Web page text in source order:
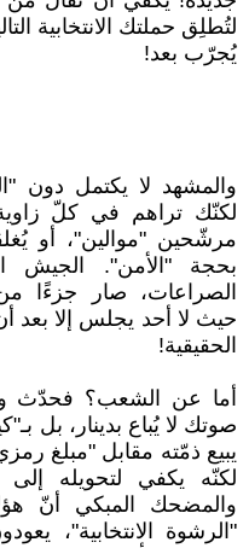
لتُطلِق حملتك الانتخابية
يُجرّب بعد!
والمشهد لا يكتمل دون
لكنّك تراهم في كلّ زاوية
مرشّحين "موالين"، أو
بحجة "الأمن".
الصراعات، صار جزءًا
حيث لا أحد يجلس إلا بعد
الحقيقية!
أما عن الشعب؟ فحدّث
صوتك لا يُباع بدينار، بل
يبيع ذمّته مقابل "مبلغ
لكنّه يكفي لتحويله
والمضحك المبكي أنّ
"الرشوة الانتخابية"،